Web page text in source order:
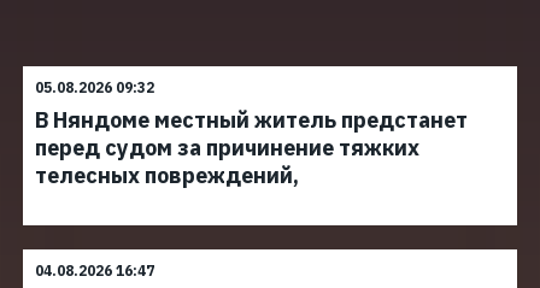
05.08.2026 09:32
В Няндоме местный житель предстанет
перед судом за причинение тяжких
телесных повреждений,
04.08.2026 16:47